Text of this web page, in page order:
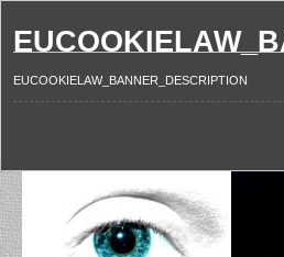
EUCOOKIELAW_BANNER_DESCRIPTION